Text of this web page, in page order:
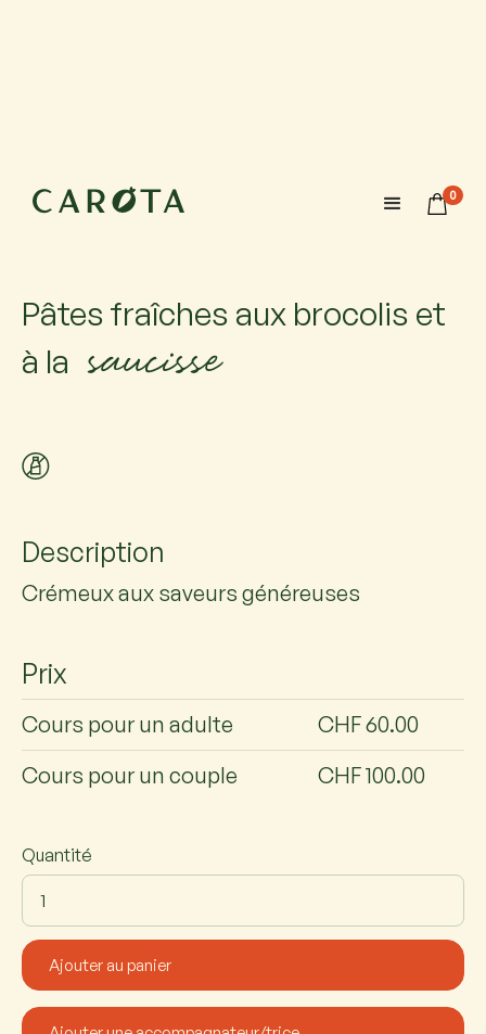
0
11 novembre 2026
Maximum 6 participants avec 1 accompagnateur chacun.
Pâtes fraîches aux brocolis et
à la saucisse
Description
Crémeux aux saveurs généreuses
Prix
Cours pour un adulte
CHF 60.00
Cours pour un couple
CHF 100.00
Quantité